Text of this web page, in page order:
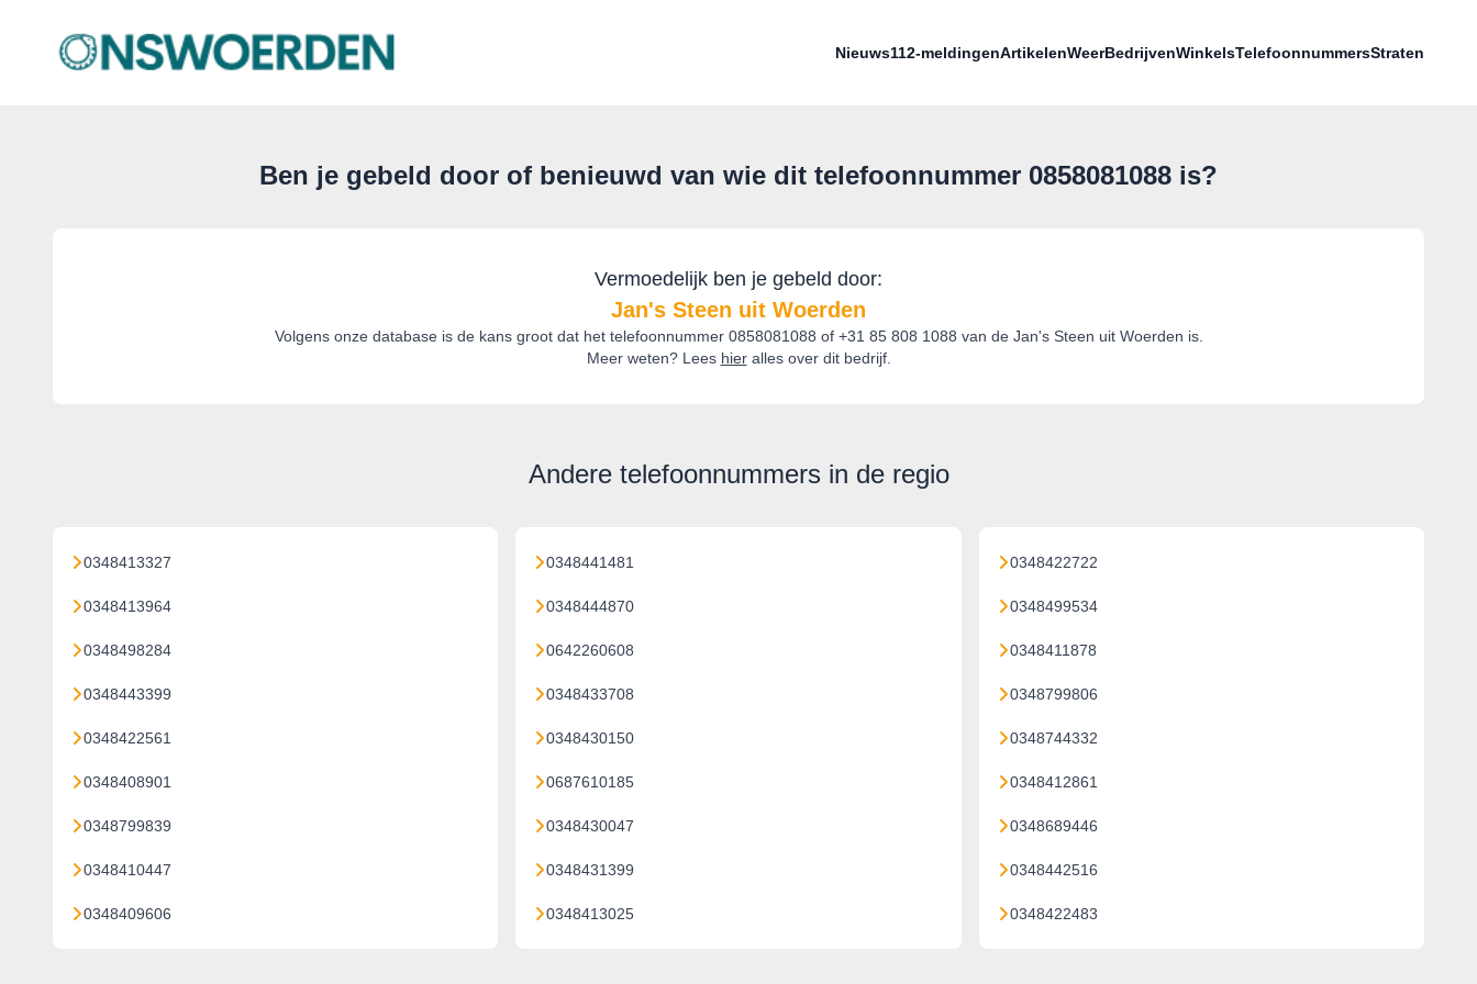
onswoerden.nl
Nieuws112-meldingenArtikelenWeerBedrijvenWinkelsTelefoonnummersStraten
Ben je gebeld door of benieuwd van wie dit telefoonnummer 0858081088 is?
Vermoedelijk ben je gebeld door:
Jan's Steen uit Woerden
Volgens onze database is de kans groot dat het telefoonnummer 0858081088 of +31 85 808 1088 van de Jan's Steen uit Woerden is.
Meer weten? Lees hieralles over dit bedrijf.
Andere telefoonnummers in de regio
0348413327
0348413964
0348498284
0348443399
0348422561
0348408901
0348799839
0348410447
0348409606
0348441481
0348444870
0642260608
0348433708
0348430150
0687610185
0348430047
0348431399
0348413025
0348422722
0348499534
0348411878
0348799806
0348744332
0348412861
0348689446
0348442516
0348422483